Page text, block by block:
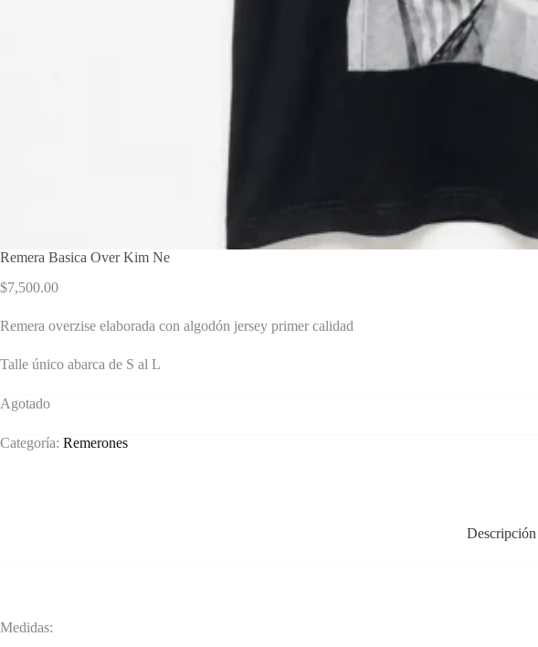
Remera Basica Over Kim Ne
$7,500.00
Remera overzise elaborada con algodón jersey primer calidad
Talle único abarca de S al L
Agotado
Categoría: Remerones
Descripción
Medidas: